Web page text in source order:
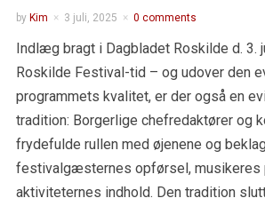
by Kim 3 juli, 2025 0 comments
Indlæg bragt i Dagbladet Roskilde d. 3.
Roskilde Festival-tid – og udover den
programmets kvalitet, er der også en
tradition: Borgerlige chefredaktører og
frydefulde rullen med øjenene og
festivalgæsternes opførsel, musikeres
aktiviteternes indhold. Den tradition